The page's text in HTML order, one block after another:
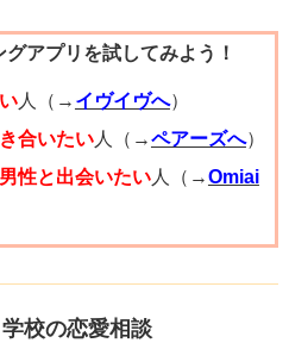
アプリを試してみよう！
人（→ イヴイヴへ）
合いたい人（→ペアーズへ）
性と出会いたい人（→Omiai
校の恋愛相談